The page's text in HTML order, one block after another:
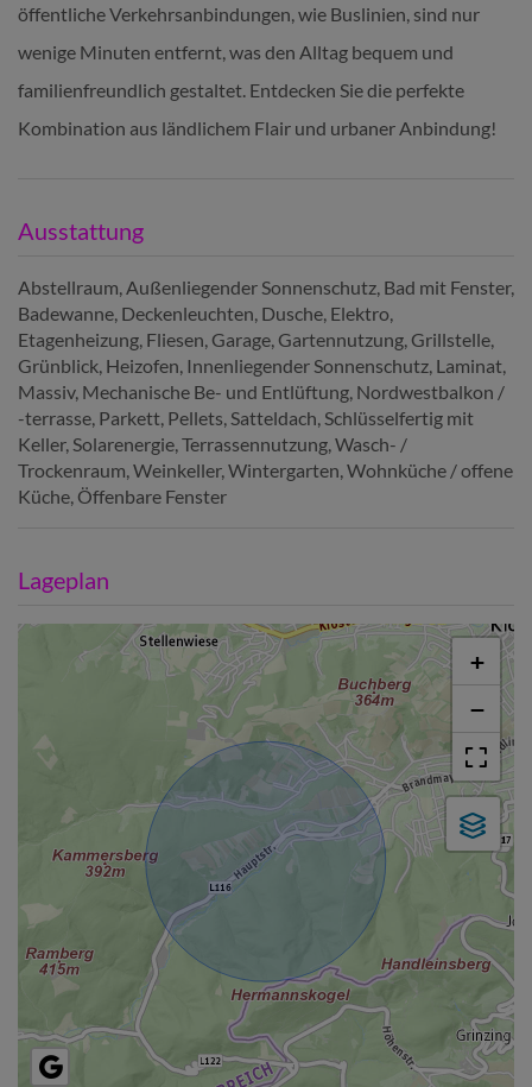
öffentliche Verkehrsanbindungen, wie Buslinien, sind nur
wenige Minuten entfernt, was den Alltag bequem und
familienfreundlich gestaltet. Entdecken Sie die perfekte
Kombination aus ländlichem Flair und urbaner Anbindung!
Ausstattung
Abstellraum Außenliegender Sonnenschutz Bad mit Fenster
Badewanne Deckenleuchten Dusche Elektro
Etagenheizung Fliesen Garage Gartennutzung Grillstelle
Grünblick Heizofen Innenliegender Sonnenschutz Laminat
Massiv Mechanische Be- und Entlüftung Nordwestbalkon /
-terrasse Parkett Pellets Satteldach Schlüsselfertig mit
Keller Solarenergie Terrassennutzung Wasch- /
Trockenraum Weinkeller Wintergarten Wohnküche / offene
Küche Öffenbare Fenster
Lageplan
+
−